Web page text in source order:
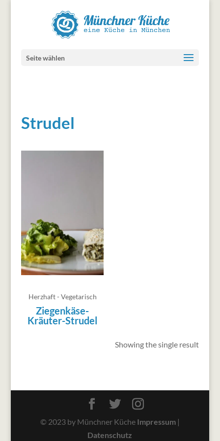
Seite wählen
Strudel
Herzhaft - Vegetarisch
Ziegenkäse-
Kräuter-Strudel
Showing the single result
© 2023 by Münchner Küche Impressum|
Datenschutz